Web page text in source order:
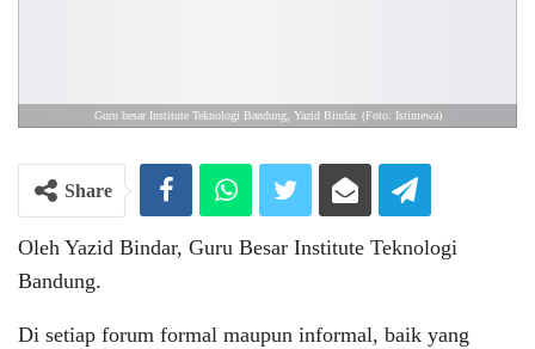
Guru besar Institute Teknologi Bandung, Yazid Bindar. (Foto: Istimewa)
Share
Oleh Yazid Bindar, Guru Besar Institute Teknologi
Bandung.
Di setiap forum formal maupun informal, baik yang